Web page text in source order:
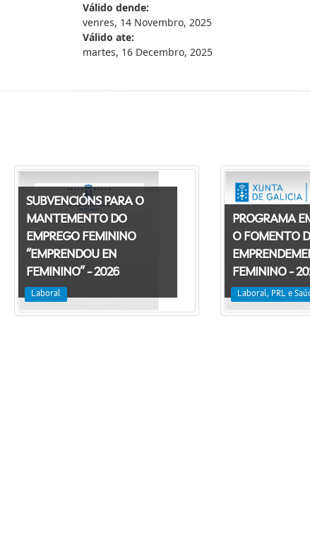
Válido dende:
venres, 14 Novembro, 2025
Válido ate:
martes, 16 Decembro, 2025
SUBVENCIÓNS PARA O
MANTEMENTO DO
EMPREGO FEMININO
“EMPRENDOU EN
FEMININO” - 2026
Laboral
PROGRAMA
O FOMENTO
FEMININO -
Laboral, PRL e